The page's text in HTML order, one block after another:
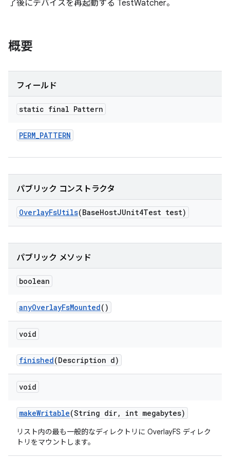
了後にデバイスを再起動する TestWatcher。
概要
フィールド
static final Pattern
PERM_PATTERN
パブリック コンストラクタ
OverlayFsUtils(BaseHostJUnit4Test test)
パブリック メソッド
boolean
anyOverlayFsMounted()
void
finished(Description d)
void
makeWritable(String dir, int megabytes)
リスト内の最も一般的なディレクトリに OverlayFS ディレク
トリをマウントします。